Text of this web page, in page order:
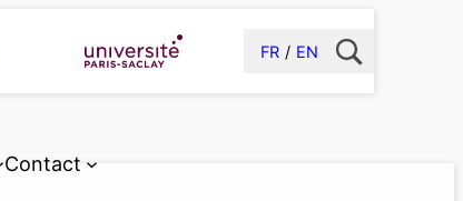
FR EN
Contact